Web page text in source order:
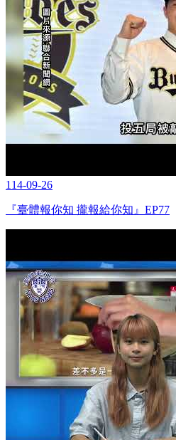
114-09-26
『臺體報你知 攏報給你知』EP77